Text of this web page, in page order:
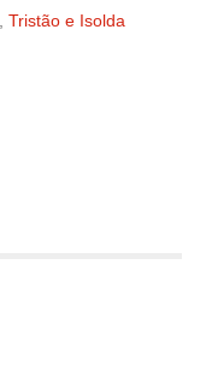
Tristão e Isolda